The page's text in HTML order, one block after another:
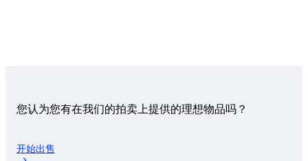
您认为您有在我们的拍卖上提供的理想物品吗？
开始出售